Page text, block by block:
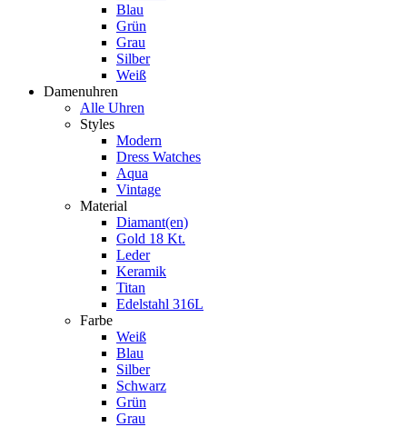
Blau
Grün
Grau
Silber
Weiß
Damenuhren
Alle Uhren
Styles
Modern
Dress Watches
Aqua
Vintage
Material
Diamant(en)
Gold 18 Kt.
Leder
Keramik
Titan
Edelstahl 316L
Farbe
Weiß
Blau
Silber
Schwarz
Grün
Grau